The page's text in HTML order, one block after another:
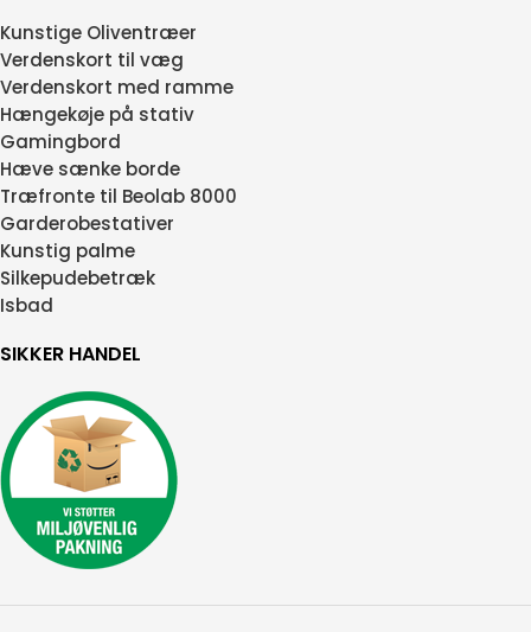
Kunstige Oliventræer
Verdenskort til væg
Verdenskort med ramme
Hængekøje på stativ
Gamingbord
Hæve sænke borde
Træfronte til Beolab 8000
Garderobestativer
Kunstig palme
Silkepudebetræk
Isbad
SIKKER HANDEL